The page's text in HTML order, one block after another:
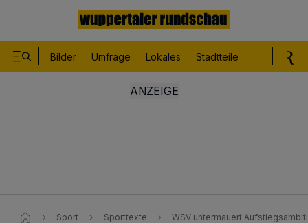
Bilder Umfrage Lokales Stadtteile
Sport Sporttexte WSV untermauert